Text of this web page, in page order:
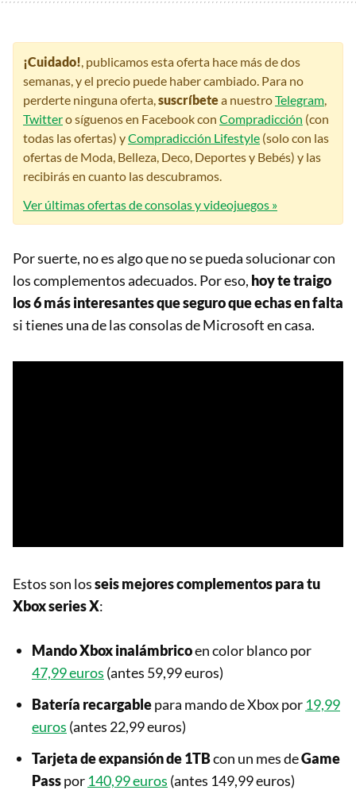
¡Cuidado!, publicamos esta oferta hace más de dos
semanas, y el precio puede haber cambiado. Para no
perderte ninguna oferta,suscríbetea nuestroTelegram,
Twittero síguenos en Facebook con Compradicción (con
todas las ofertas) yCompradicción Lifestyle (solo con las
ofertas de Moda, Belleza, Deco, Deportes y Bebés) y las
recibirás en cuanto las descubramos.
Ver últimas ofertas de consolas y videojuegos »
Por suerte, no es algo que no se pueda solucionar con
los complementos adecuados. Por eso, hoy te traigo
los 6 más interesantes que seguro que echas en falta
si tienes una de las consolas de Microsoft en casa.
Estos son losseis mejores complementos para tu
Xbox series X:
Mando Xbox inalámbricoen color blanco por
47,99 euros (antes 59,99 euros)
Batería recargablepara mando de Xbox por 19,99
euros (antes 22,99 euros)
Tarjeta de expansión de 1TBcon un mes deGame
Passpor 140,99 euros (antes 149,99 euros)